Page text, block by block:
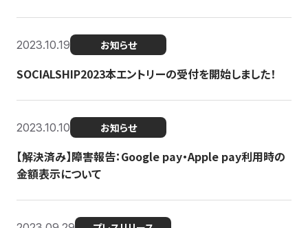
2023.10.19 お知らせ
SOCIALSHIP2023本エントリーの受付を開始しました！
2023.10.10 お知らせ
【解決済み】障害報告：Google pay・Apple pay利用時の
金額表示について